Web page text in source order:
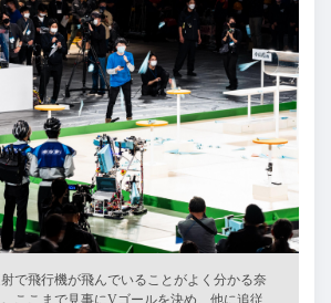
で飛行機が飛んでいることがよく分かる奈
ここまで見事にVゴールを決め、他に追従